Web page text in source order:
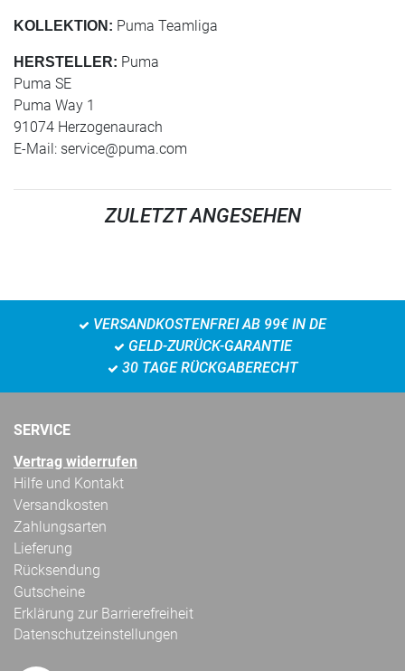
KOLLEKTION: Puma Teamliga
HERSTELLER: Puma
Puma SE
Puma Way 1
91074 Herzogenaurach
E-Mail: service@puma.com
ZULETZT ANGESEHEN
VERSANDKOSTENFREI AB 99€ IN DE
GELD-ZURÜCK-GARANTIE
30 TAGE RÜCKGABERECHT
SERVICE
Vertrag widerrufen
Hilfe und Kontakt
Versandkosten
Zahlungsarten
Lieferung
Rücksendung
Gutscheine
Erklärung zur Barrierefreiheit
Datenschutzeinstellungen